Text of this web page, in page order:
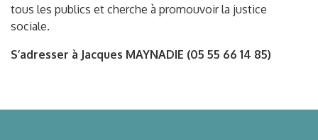
tous les publics et cherche à promouvoir la justice
sociale.
S’adresser à Jacques MAYNADIE (05 55 66 14 85)